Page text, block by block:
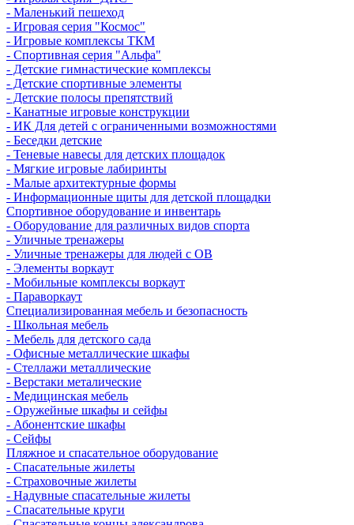
- Маленький пешеход
- Игровая серия "Космос"
- Игровые комплексы ТКМ
- Спортивная серия "Альфа"
- Детские гимнастические комплексы
- Детские спортивные элементы
- Детские полосы препятствий
- Канатные игровые конструкции
- ИК Для детей с ограниченными возможностями
- Беседки детские
- Теневые навесы для детских площадок
- Мягкие игровые лабиринты
- Малые архитектурные формы
- Информационные щиты для детской площадки
Спортивное оборудование и инвентарь
- Оборудование для различных видов спорта
- Уличные тренажеры
- Уличные тренажеры для людей с ОВ
- Элементы воркаут
- Мобильные комплексы воркаут
- Параворкаут
Cпециализированная мебель и безопасность
- Школьная мебель
- Мебель для детского сада
- Офисные металлические шкафы
- Стеллажи металлические
- Верстаки металические
- Медицинская мебель
- Оружейные шкафы и сейфы
- Абонентские шкафы
- Сейфы
Пляжное и спасательное оборудование
- Спасательные жилеты
- Страховочные жилеты
- Надувные спасательные жилеты
- Спасательные круги